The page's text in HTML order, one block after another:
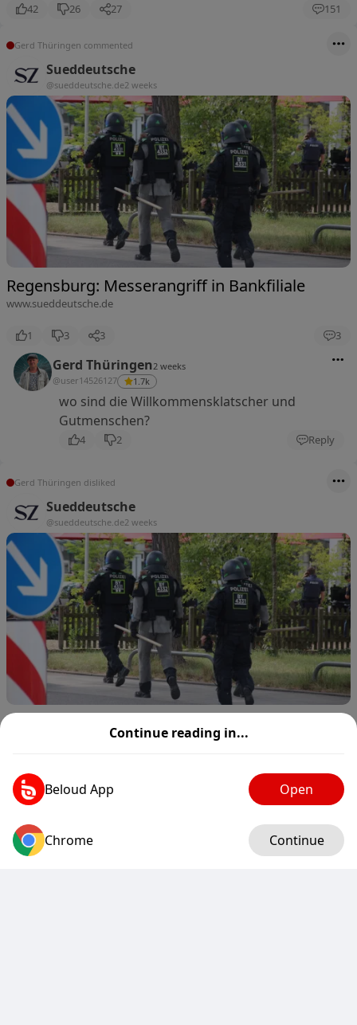
Continue reading in...
Beloud App Open
Chrome Continue
42 26 27 151
Gerd Thüringen commented
Sueddeutsche
@sueddeutsche.de2 weeks
Regensburg: Messerangriff in Bankfiliale
www.sueddeutsche.de
1 3 3 3
Gerd Thüringen2 weeks
@user14526127
1.7k
wo sind die Willkommensklatscher und
Gutmenschen?
4 2 Reply
Gerd Thüringen disliked
Sueddeutsche
@sueddeutsche.de2 weeks
Regensburg: Messerangriff in Bankfiliale
www.sueddeutsche.de
1 3
Gerd Thüringen commented